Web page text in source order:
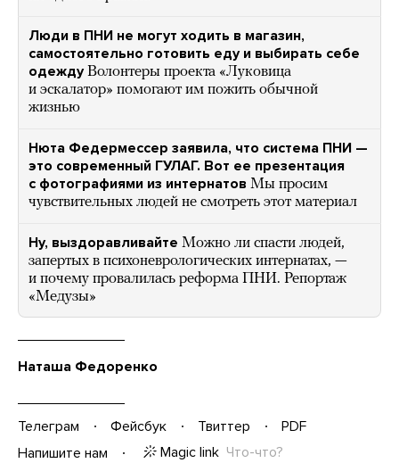
Люди в ПНИ не могут ходить в магазин,
самостоятельно готовить еду и выбирать себе
одежду Волонтеры проекта «Луковица
и эскалатор» помогают им пожить обычной
жизнью
Нюта Федермессер заявила, что система ПНИ —
это современный ГУЛАГ. Вот ее презентация
с фотографиями из интернатов Мы просим
чувствительных людей не смотреть этот материал
Ну, выздоравливайте Можно ли спасти людей,
запертых в психоневрологических интернатах, —
и почему провалилась реформа ПНИ. Репортаж
«Медузы»
Наташа Федоренко
Телеграм Фейсбук Твиттер
PDF
Напишите нам
Magic link Что-что?